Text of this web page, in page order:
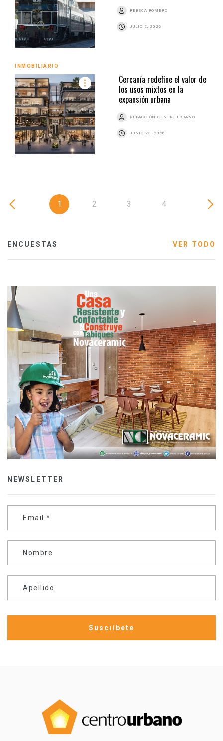
REBECA ROMERO
JULIO 2, 2026
INMOBILIARIO
Cercanía redefine el valor de
los usos mixtos en la
expansión urbana
REDACCIÓN CENTRO URBANO
JUNIO 23, 2026
1 2 3 4
ENCUESTAS VER TODO
NEWSLETTER
Email *
Nombre
Apellido